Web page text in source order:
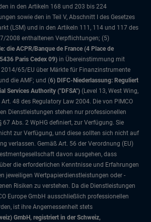
in den Artikeln 168 und 203 bis 224
sowie den in Teil V, Abschnitt I des Gesetzes
(LSM) und in den Artikeln 111, 114 und 117 des
2008 enthaltenen Verpflichtungen; (5)
die ACPR/Banque de France (4 Place de
Paris Cedex 09) in Übereinstimmung mit
65/EU über Märkte für Finanzinstrumente
die AMF; und (6) DIFC-Niederlassung: Reguliert
Services Authority ("DFSA") (Level 13, West Wing,
48 des Regulatory Law 2004. Die von PIMCO
Dienstleistungen stehen nur professionellen
67 Abs. 2 WpHG definiert, zur Verfügung. Sie
zur Verfügung, und diese sollten sich nicht auf
verlassen. Gemäß Art. 56 der Verordnung (EU)
davon ausgehen, dass
die erforderlichen Kenntnisse und Erfahrungen
jeweiligen Wertpapierdienstleistungen oder -
Risiken zu verstehen. Da die Dienstleistungen
Europe GmbH ausschließlich professionellen
ist ihre Angemessenheit stets
GmbH, registriert in der Schweiz,